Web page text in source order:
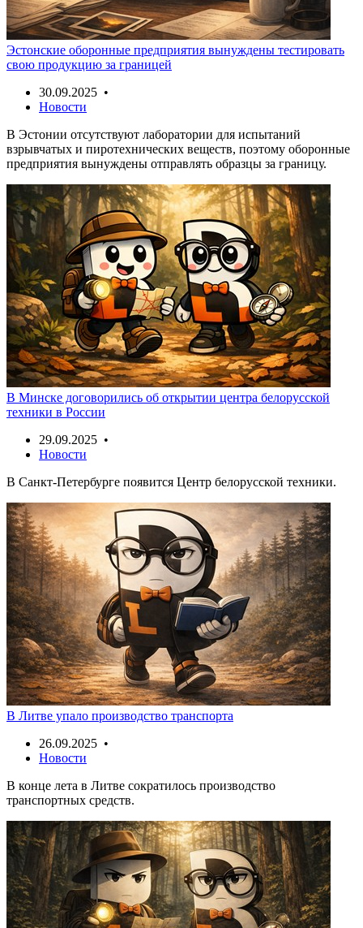
Эстонские оборонные предприятия вынуждены тестировать
свою продукцию за границей
30.09.2025 •
Новости
В Эстонии отсутствуют лаборатории для испытаний
взрывчатых и пиротехнических веществ, поэтому оборонные
предприятия вынуждены отправлять образцы за границу.
В Минске договорились об открытии центра белорусской
техники в России
29.09.2025 •
Новости
В Санкт-Петербурге появится Центр белорусской техники.
В Литве упало производство транспорта
26.09.2025 •
Новости
В конце лета в Литве сократилось производство
транспортных средств.